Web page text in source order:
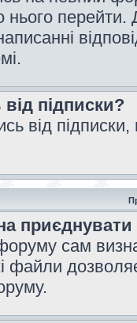
перейти.
підписки?
від
сам
файли